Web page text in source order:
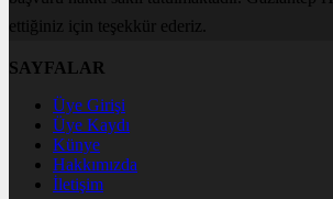
ettiğiniz için teşekkür ederiz.
SAYFALAR
Üye Girişi
Üye Kaydı
Künye
Hakkımızda
İletişim